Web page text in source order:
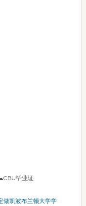
毕业证
做凯波布兰顿大学学